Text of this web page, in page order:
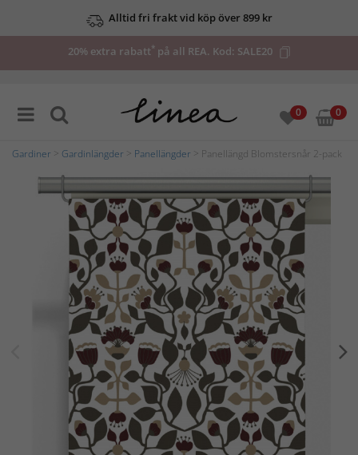
Alltid fri frakt vid köp över 899 kr
20% extra rabatt*på all REA. Kod: SALE20
0 0
Gardiner Gardinlängder Panellängder > Panellängd Blomstersnår 2-pack